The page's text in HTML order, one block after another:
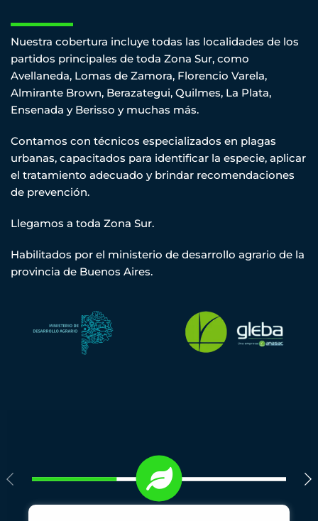
Nuestra cobertura incluye todas las localidades de los
partidos principales de toda Zona Sur, como
Avellaneda, Lomas de Zamora, Florencio Varela,
Almirante Brown, Berazategui, Quilmes, La Plata,
Ensenada y Berisso y muchas más.
Contamos con técnicos especializados en plagas
urbanas, capacitados para identificar la especie, aplicar
el tratamiento adecuado y brindar recomendaciones
de prevención.
Llegamos a toda Zona Sur.
Habilitados por el ministerio de desarrollo agrario de la
provincia de Buenos Aires.